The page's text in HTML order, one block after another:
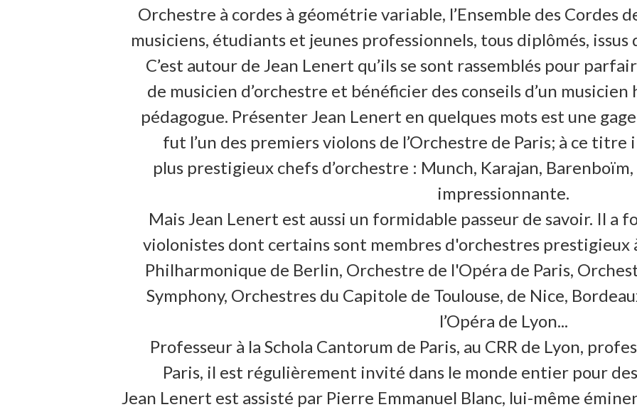
Orchestre à cordes à géométrie variable, l’Ensemble des Cordes
musiciens, étudiants et jeunes professionnels, tous diplômés, issus
C’est autour de Jean Lenert qu’ils se sont rassemblés pour
de musicien d’orchestre et bénéficier des conseils d’un
pédagogue. Présenter Jean Lenert en quelques mots est une
fut l’un des premiers violons de l’Orchestre de Paris; à ce titre
plus prestigieux chefs d’orchestre : Munch, Karajan,
impressionnante.
Mais Jean Lenert est aussi un formidable passeur de savoir. Il a
violonistes dont certains sont membres d'orchestres prestigieux
Philharmonique de Berlin, Orchestre de l'Opéra de Paris,
Symphony, Orchestres du Capitole de Toulouse, de Nice,
l’Opéra de Lyon...
Professeur à la Schola Cantorum de Paris, au CRR de Lyon,
Paris, il est régulièrement invité dans le monde entier pour des
Jean Lenert est assisté par Pierre Emmanuel Blanc, lui-même